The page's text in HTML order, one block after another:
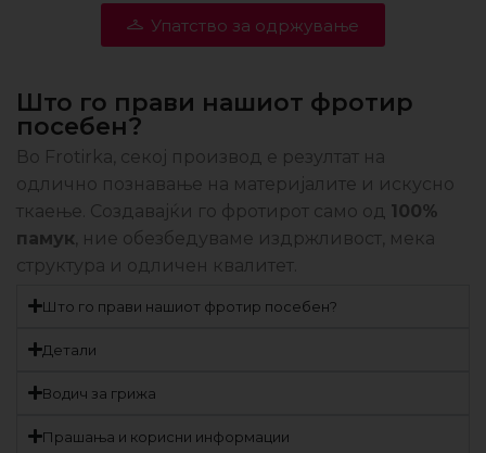
Упатство за одржување
Што го прави нашиот фротир
посебен?
Во Frotirka, секој производ е резултат на
одлично познавање на материјалите и искусно
ткаење. Создавајќи го фротирот само од 100%
памук , ние обезбедуваме издржливост, мека
структура и одличен квалитет.
Што го прави нашиот фротир посебен?
Детали
Водич за грижа
Прашања и корисни информации